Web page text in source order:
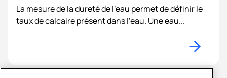
La mesure de la dureté de l'eau permet de définir le
taux de calcaire présent dans l'eau. Une eau...